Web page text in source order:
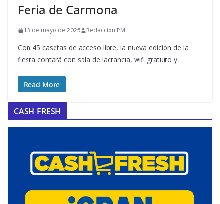
Feria de Carmona
13 de mayo de 2025 Redacción PM
Con 45 casetas de acceso libre, la nueva edición de la
fiesta contará con sala de lactancia, wifi gratuito y
Read More
CASH FRESH